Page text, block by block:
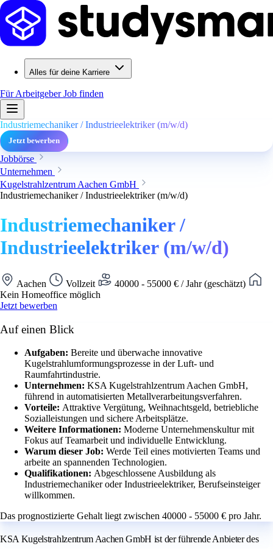
Alles für deine Karriere
Für ArbeitgeberJob finden
Industriemechaniker / Industrieelektriker (m/w/d)
Jetzt bewerben
Jobbörse
Unternehmen
Kugelstrahlzentrum Aachen GmbH
Industriemechaniker / Industrieelektriker (m/w/d)
Industriemechaniker /
Industrieelektriker (m/w/d)
Aachen Vollzeit
40000 - 55000 € / Jahr (geschätzt)
Kein Homeoffice möglich
Jetzt bewerben
Auf einen Blick
Aufgaben: Bereite und überwache innovative
Kugelstrahlumformungsprozesse in der Luft- und
Raumfahrtindustrie.
Unternehmen: KSA Kugelstrahlzentrum Aachen GmbH,
führend in automatisierten Metallverarbeitungsverfahren.
Vorteile: Attraktive Vergütung, Weihnachtsgeld, betriebliche
Sozialleistungen und sichere Arbeitsplätze.
Weitere Informationen: Moderne Unternehmenskultur mit
Fokus auf Teamarbeit und individuelle Entwicklung.
Warum dieser Job: Werde Teil eines motivierten Teams und
arbeite an spannenden Technologien.
Qualifikationen: Abgeschlossene Ausbildung als
Industriemechaniker oder Industrieelektriker, Berufseinsteiger
willkommen.
Das prognostizierte Gehalt liegt zwischen 40000 - 55000 € pro Jahr.
KSA Kugelstrahlzentrum Aachen GmbH ist der führende Anbieter des